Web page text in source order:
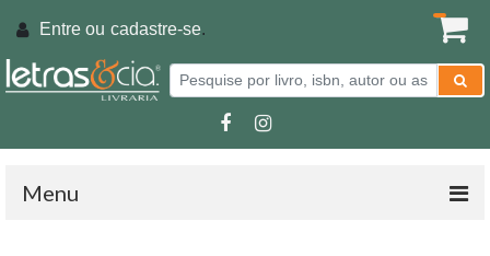
Entre ou cadastre-se.
Menu